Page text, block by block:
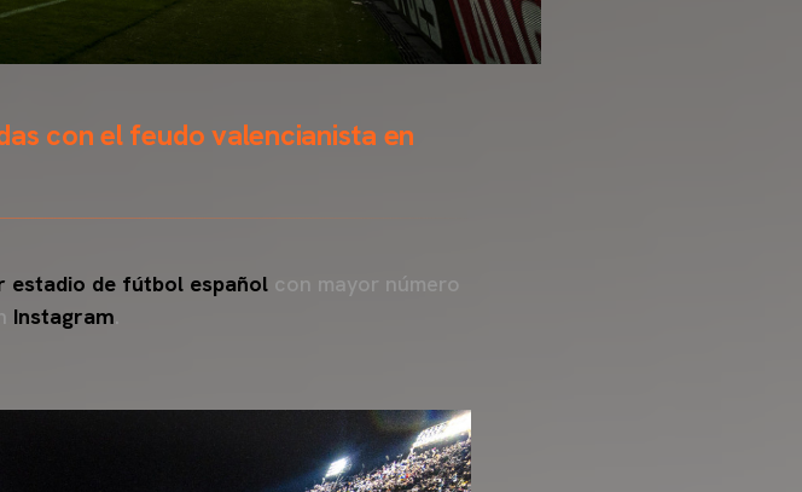
con el feudo valencianista en
estadio de fútbol español con mayor número
Instagram.